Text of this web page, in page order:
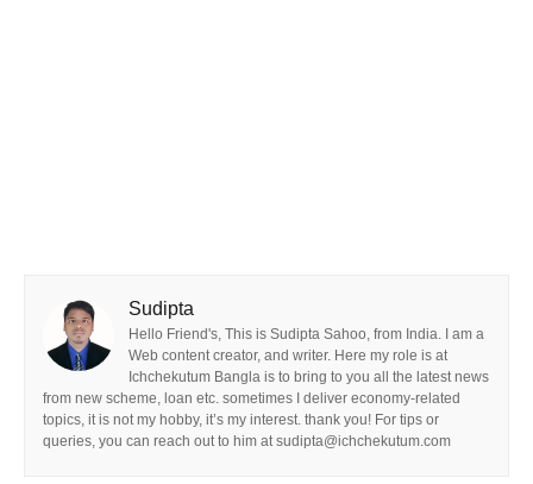
Sudipta
Hello Friend's, This is Sudipta Sahoo, from India. I am a
Web content creator, and writer. Here my role is at
Ichchekutum Bangla is to bring to you all the latest news
from new scheme, loan etc. sometimes I deliver economy-related
topics, it is not my hobby, it’s my interest. thank you! For tips or
queries, you can reach out to him at sudipta@ichchekutum.com